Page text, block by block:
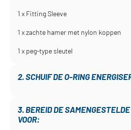
1 x Fitting Sleeve
1 x zachte hamer met nylon koppen
1 x peg-type sleutel
2. SCHUIF DE O-RING
3. BEREID DE
VOOR: